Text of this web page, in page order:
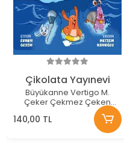
Çikolata Yayınevi
Büyükanne Vertigo M.
Çeker Çekmez Çeken
140,00 TL